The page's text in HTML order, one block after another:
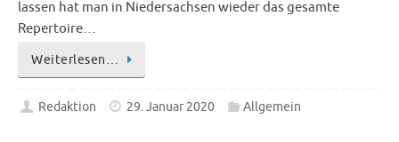
lassen hat man in Niedersachsen wieder das gesamte
Repertoire…
Weiterlesen…
Redaktion 29. Januar 2020 Allgemein